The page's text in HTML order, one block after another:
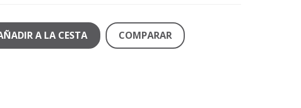
A LA CESTA COMPARAR